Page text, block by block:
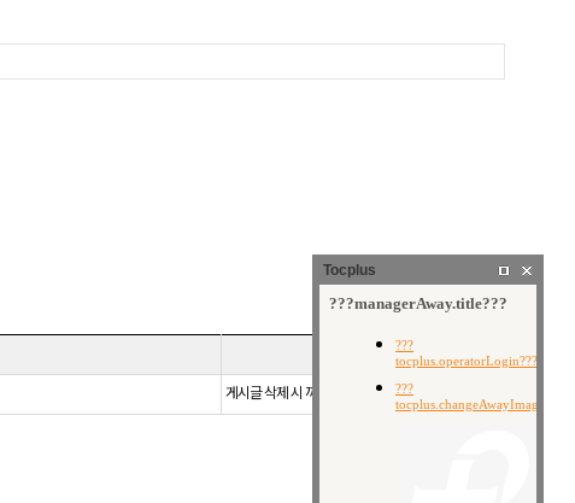
보유기간
게시글 삭제 시 까지
Tocplus